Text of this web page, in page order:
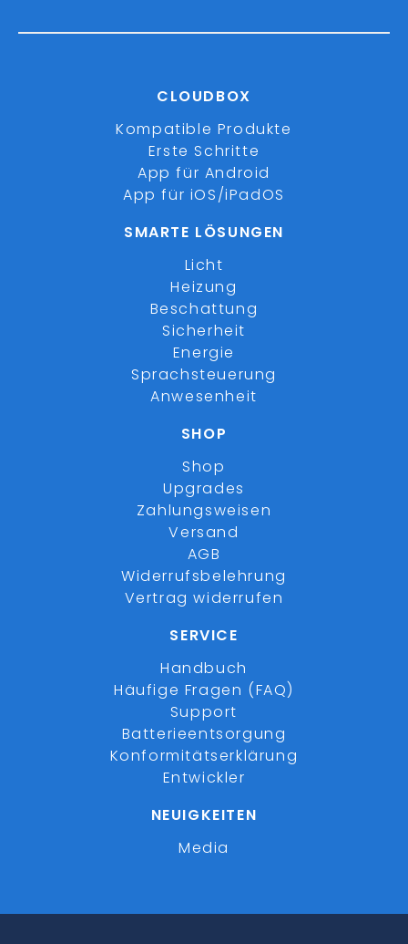
CLOUDBOX
Kompatible Produkte
Erste Schritte
App für Android
App für iOS/iPadOS
SMARTE LÖSUNGEN
Licht
Heizung
Beschattung
Sicherheit
Energie
Sprachsteuerung
Anwesenheit
SHOP
Shop
Upgrades
Zahlungsweisen
Versand
AGB
Widerrufsbelehrung
Vertrag widerrufen
SERVICE
Handbuch
Häufige Fragen (FAQ)
Support
Batterieentsorgung
Konformitätserklärung
Entwickler
NEUIGKEITEN
Media